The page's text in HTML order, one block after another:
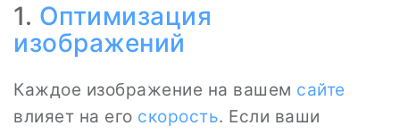
1. Оптимизация
изображений
Каждое изображение на вашем сайте
влияет на его скорость. Если ваши